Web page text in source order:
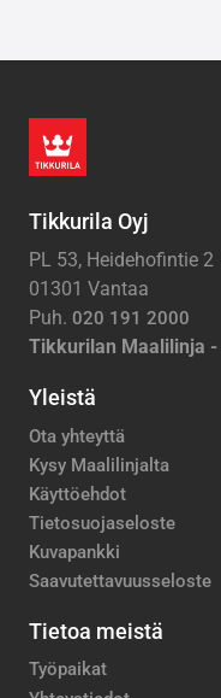
Tikkurila Oyj
PL 53, Heidehofintie 2
01301 Vantaa
Puh. 020 191 2000
Tikkurilan Maalilinja -
Yleistä
Ota yhteyttä
Kysy Maalilinjalta
Käyttöehdot
Tietosuojaseloste
Kuvapankki
Saavutettavuusseloste
Tietoa meistä
Työpaikat